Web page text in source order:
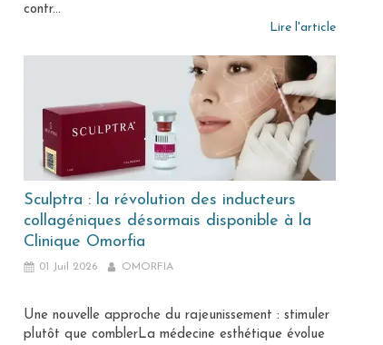
contr...
Lire l'article
Sculptra : la révolution des inducteurs
collagéniques désormais disponible à la
Clinique Omorfia
01 Juil 2026 OMORFIA
Une nouvelle approche du rajeunissement : stimuler
plutôt que comblerLa médecine esthétique évolue